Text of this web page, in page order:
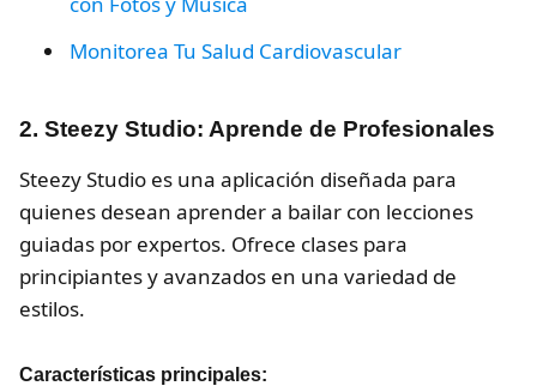
Monitorea Tu Salud Cardiovascular
2. Steezy Studio: Aprende de Profesionales
Steezy Studio es una aplicación diseñada para
quienes desean aprender a bailar con lecciones
guiadas por expertos. Ofrece clases para
principiantes y avanzados en una variedad de
estilos.
Características principales: